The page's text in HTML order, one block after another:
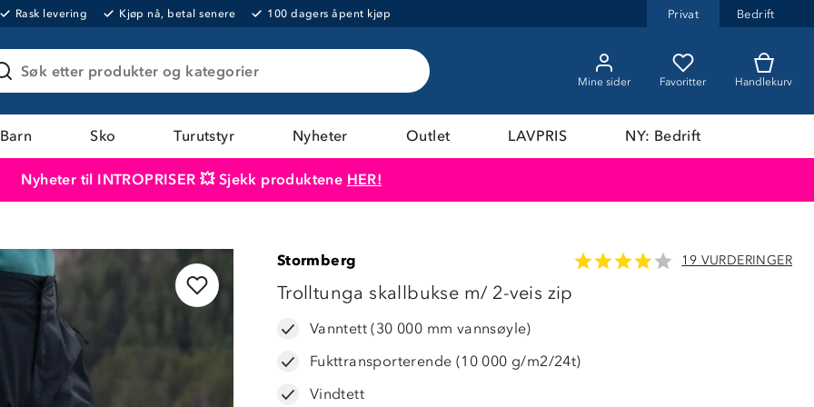
Rask levering Kjøp nå, betal senere 100 dagers åpent kjøp Privat Bedrift
Søk etter produkter og kategorier
Mine sider Favoritter Handlekurv
Barn Sko Turutstyr Nyheter Outlet LAVPRIS NY: Bedrift
Nyheter til INTROPRISER 💥 Sjekk produktene HER!
Stormberg 19 VURDERINGER
Trolltunga skallbukse m/ 2-veis zip
Vanntett (30 000 mm vannsøyle)
Fukttransporterende (10 000 g/m2/24t)
Vindtett